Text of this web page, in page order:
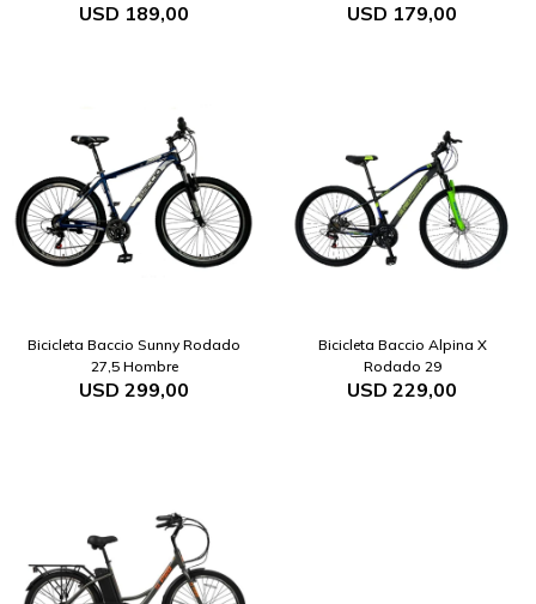
USD 189,00 USD 179,00
Bicicleta Baccio Sunny Rodado
27,5 Hombre
USD 299,00
Bicicleta Baccio Alpina X
Rodado 29
USD 229,00